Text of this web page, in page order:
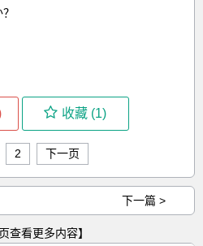
收藏 (1)
2 下一页
下一篇 >
查看更多内容】